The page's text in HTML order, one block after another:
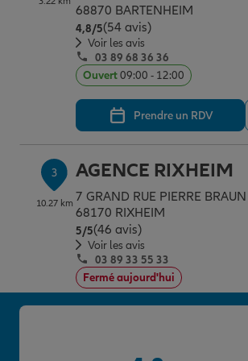
68870 BARTENHEIM
4,8/5Note de 4.8 sur 5
(54 avis)
Voir les avis
03 89 68 36 36
Ouvert09:00 - 12:00
Prendre un RDV
3
10.27 km
AGENCE RIXHEIM
7 GRAND RUE PIERRE BRAUN
68170 RIXHEIM
5/5Note de 5 sur 5
(46 avis)
Voir les avis
03 89 33 55 33
Fermé aujourd'hui